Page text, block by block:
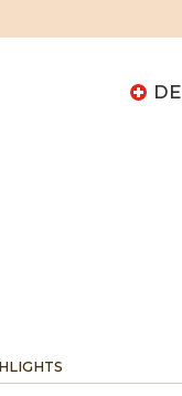
DE